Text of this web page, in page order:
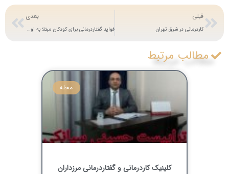
قبلی
کاردرمانی در شرق تهران
بعدی
فواید گفتاردرمانی برای کودکان مبتلا به اوتیسم
مطالب مرتبط
محله
کلینیک کاردرمانی و گفتاردرمانی مرزداران